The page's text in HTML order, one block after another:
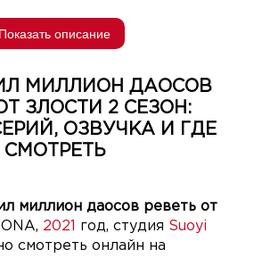
Показать описание
МИЛЛИОН ДАОСОВ
ЗЛОСТИ 2 СЕЗОН:
ОЗВУЧКА И ГДЕ
СМОТРЕТЬ
миллион даосов реветь от
2021 год, студия Suoyi
смотреть онлайн на